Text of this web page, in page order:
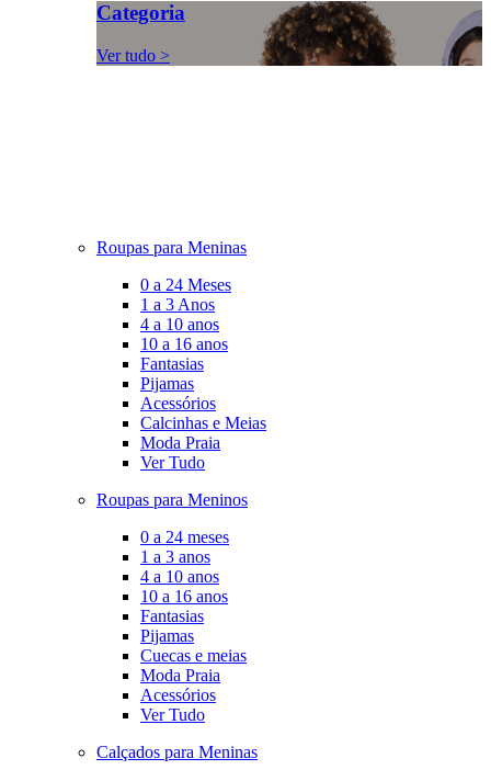
Categoria
Ver tudo >
Roupas para Meninas
0 a 24 Meses
1 a 3 Anos
4 a 10 anos
10 a 16 anos
Fantasias
Pijamas
Acessórios
Calcinhas e Meias
Moda Praia
Ver Tudo
Roupas para Meninos
0 a 24 meses
1 a 3 anos
4 a 10 anos
10 a 16 anos
Fantasias
Pijamas
Cuecas e meias
Moda Praia
Acessórios
Ver Tudo
Calçados para Meninas